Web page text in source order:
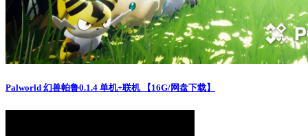
Palworld 幻兽帕鲁0.1.4 单机+联机 【16G/网盘下载】